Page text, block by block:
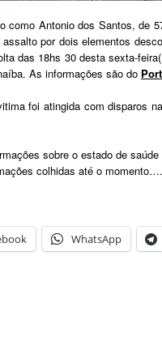
como Antonio dos Santos, de
por dois elementos
das 18hs 30 desta sexta-
As informações são do
foi atingida com disparos
sobre o estado de
colhidas até o momento….
WhatsApp